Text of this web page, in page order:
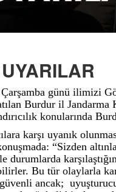
günü ilimizi
Burdur il Jandarma
konularında
karşı uyanık
“Sizden
Bu tür olaylarla
ancak;